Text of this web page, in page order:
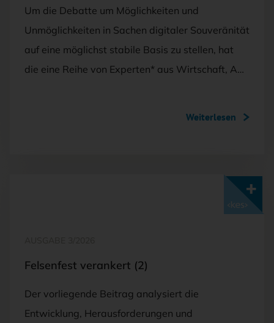
Um die Debatte um Möglichkeiten und
Unmöglichkeiten in Sachen digitaler Souveränität
auf eine möglichst stabile Basis zu stellen, hat
die eine Reihe von Experten* aus Wirtschaft, A…
Weiterlesen
Felsenfest verankert (2)
Der vorliegende Beitrag analysiert die
Entwicklung, Herausforderungen und